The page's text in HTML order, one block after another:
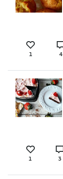
1 4
1 3